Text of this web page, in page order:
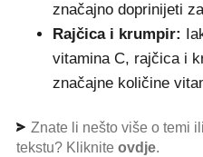
značajno doprinijeti
Rajčica i krumpir:
vitamina C, rajčica i
značajne količine
Znate li nešto više o temi
tekstu? Kliknite ovdje.